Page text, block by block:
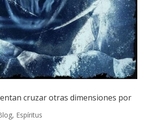
cruzar otras dimensiones por
, Espíritus